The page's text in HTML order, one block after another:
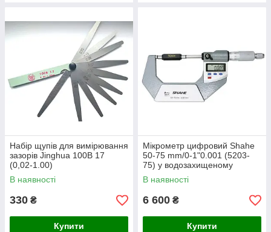
Набір щупів для вимірювання
зазорів Jinghua 100B 17
(0,02-1.00)
В наявності
330 ₴
Купити
Мікрометр цифровий Shahe
50-75 mm/0-1"0.001 (5203-
75) у водозахищеному
металевому корпусі IP 65
В наявності
6 600 ₴
Купити